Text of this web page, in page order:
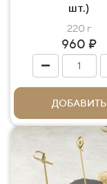
шт.)
220 г
960 ₽
ДОБАВИТЬ